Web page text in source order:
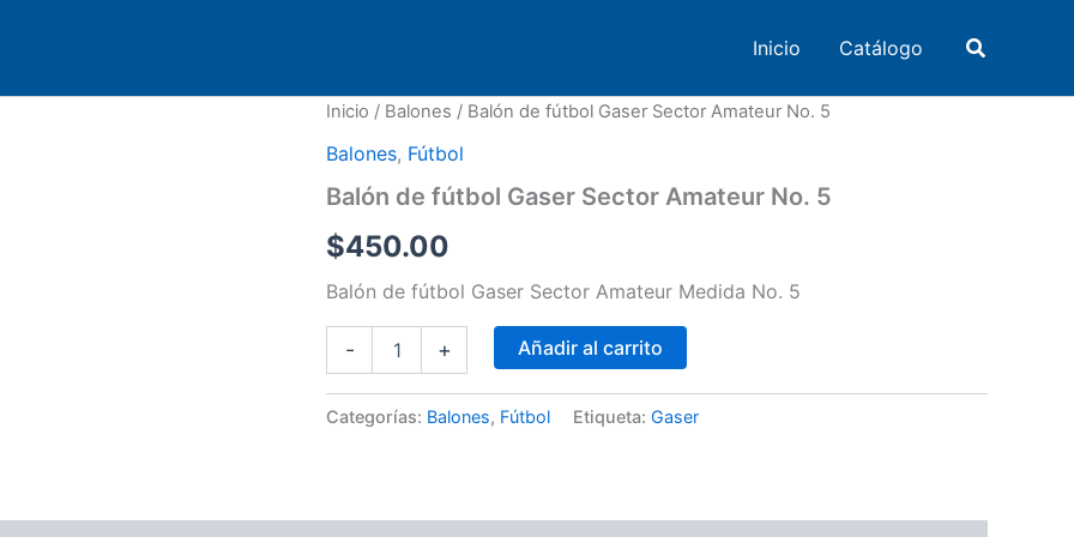
Inicio Catálogo Buscar
Inicio / Balones / Balón de fútbol Gaser Sector Amateur No. 5
Balones, Fútbol
Balón de fútbol Gaser Sector Amateur No. 5
$450.00
Balón de fútbol Gaser Sector Amateur Medida No. 5
-
Balón
fútbol
Sector
No.
cantidad
+ Añadir al carrito
Categorías: Balones, Fútbol Etiqueta: Gaser